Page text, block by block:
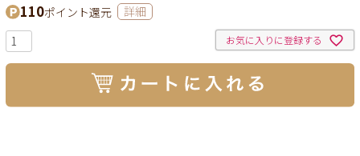
110ポイント還元 詳細
お気に入りに登録する